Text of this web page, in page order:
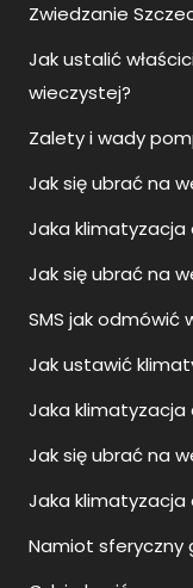
Zwiedzanie
Jak ustalić
wieczystej?
Zalety i wady
Jak się ubrać na
Jaka klimatyzacja
Jak się ubrać na
SMS jak odmówić
Jak ustawić
Jaka klimatyzacja
Jak się ubrać na
Jaka klimatyzacja
Namiot sferyczny